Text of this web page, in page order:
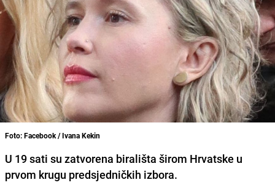
Foto: Facebook / Ivana Kekin
U 19 sati su zatvorena birališta širom Hrvatske u
prvom krugu predsjedničkih izbora.